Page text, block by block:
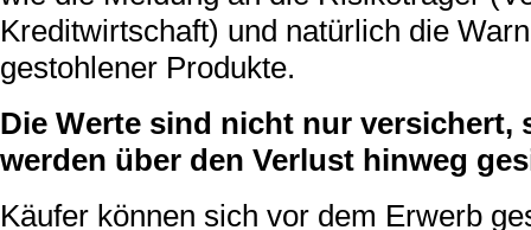
Kreditwirtschaft) und natürlich die
gestohlener Produkte.
Die Werte sind nicht nur
werden über den Verlust hinweg
Käufer können sich vor dem Erwerb